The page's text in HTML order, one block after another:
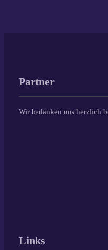
Partner
Wir bedanken uns herzlich
Links